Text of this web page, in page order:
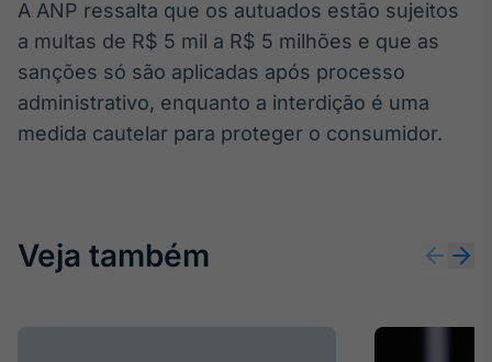
BroadFast
Em breve
A ANP ressalta que os autuados estão sujeitos
a multas de R$ 5 mil a R$ 5 milhões e que as
sanções só são aplicadas após processo
administrativo, enquanto a interdição é uma
medida cautelar para proteger o consumidor.
Veja também